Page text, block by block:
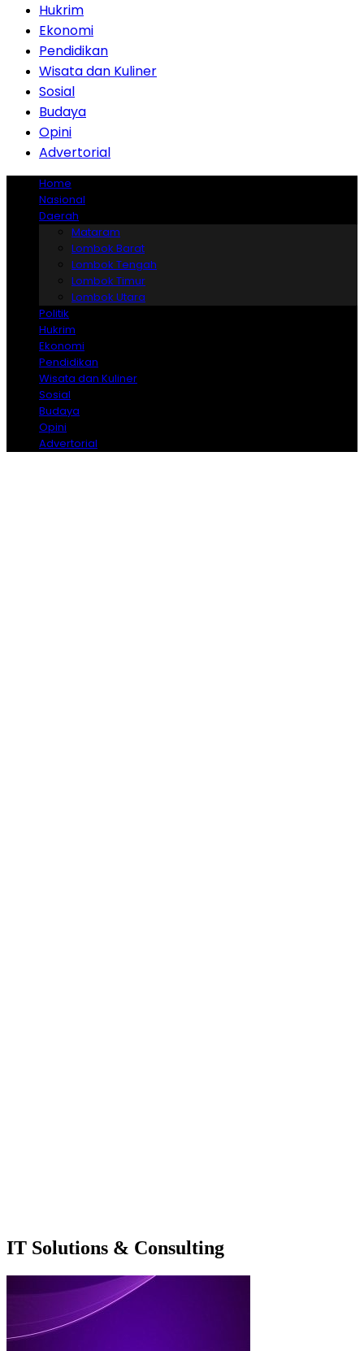
Hukrim
Ekonomi
Pendidikan
Wisata dan Kuliner
Sosial
Budaya
Opini
Advertorial
Home
Nasional
Daerah
Mataram
Lombok Barat
Lombok Tengah
Lombok Timur
Lombok Utara
Politik
Hukrim
Ekonomi
Pendidikan
Wisata dan Kuliner
Sosial
Budaya
Opini
Advertorial
IT Solutions & Consulting